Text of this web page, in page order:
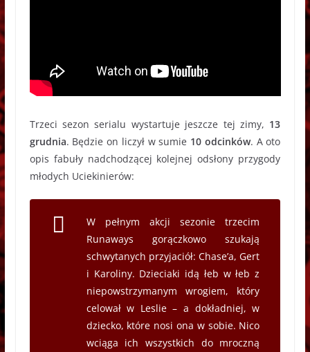
Trzeci sezon serialu wystartuje jeszcze tej zimy, 13
grudnia. Będzie on liczył w sumie 10 odcinków. A oto
opis fabuły nadchodzącej kolejnej odsłony przygody
młodych Uciekinierów:
W pełnym akcji sezonie trzecim
Runaways gorączkowo szukają
schwytanych przyjaciół: Chase’a, Gert
i Karoliny. Dzieciaki idą łeb w łeb z
niepowstrzymanym wrogiem, który
celował w Leslie – a dokładniej, w
dziecko, które nosi ona w sobie. Nico
wciąga ich wszystkich do mroczną